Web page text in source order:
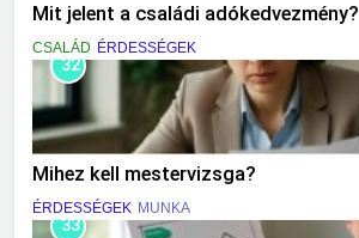
Mit jelent a családi adókedvezmény?
CSALÁD ÉRDESSÉGEK
32
Mihez kell mestervizsga?
ÉRDESSÉGEK MUNKA
33